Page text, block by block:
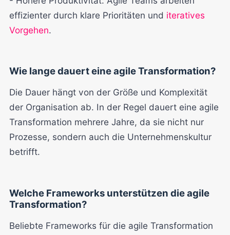
effizienter durch klare Prioritäten und iteratives
Vorgehen.
Wie lange dauert eine agile Transformation?
Die Dauer hängt von der Größe und Komplexität
der Organisation ab. In der Regel dauert eine agile
Transformation mehrere Jahre, da sie nicht nur
Prozesse, sondern auch die Unternehmenskultur
betrifft.
Welche Frameworks unterstützen die agile
Transformation?
Beliebte Frameworks für die agile Transformation